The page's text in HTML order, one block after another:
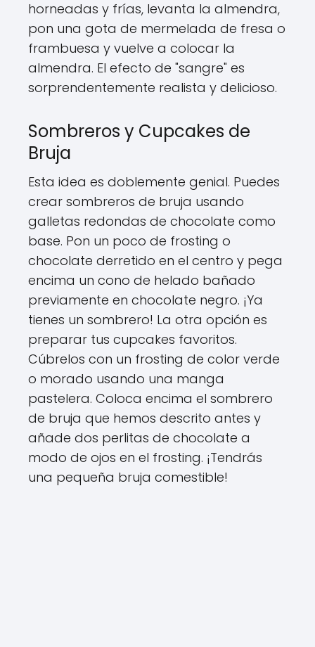
horneadas y frías, levanta la almendra,
pon una gota de mermelada de fresa o
frambuesa y vuelve a colocar la
almendra. El efecto de "sangre" es
sorprendentemente realista y delicioso.
Sombreros y Cupcakes de
Bruja
Esta idea es doblemente genial. Puedes
crear sombreros de bruja usando
galletas redondas de chocolate como
base. Pon un poco de frosting o
chocolate derretido en el centro y pega
encima un cono de helado bañado
previamente en chocolate negro. ¡Ya
tienes un sombrero! La otra opción es
preparar tus cupcakes favoritos.
Cúbrelos con un frosting de color verde
o morado usando una manga
pastelera. Coloca encima el sombrero
de bruja que hemos descrito antes y
añade dos perlitas de chocolate a
modo de ojos en el frosting. ¡Tendrás
una pequeña bruja comestible!